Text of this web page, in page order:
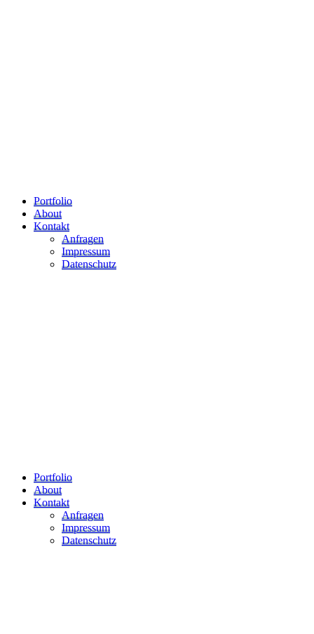
Portfolio
About
Kontakt
Anfragen
Impressum
Datenschutz
Portfolio
About
Kontakt
Anfragen
Impressum
Datenschutz